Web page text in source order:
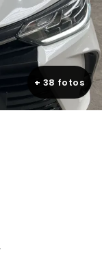
+ 38 fotos